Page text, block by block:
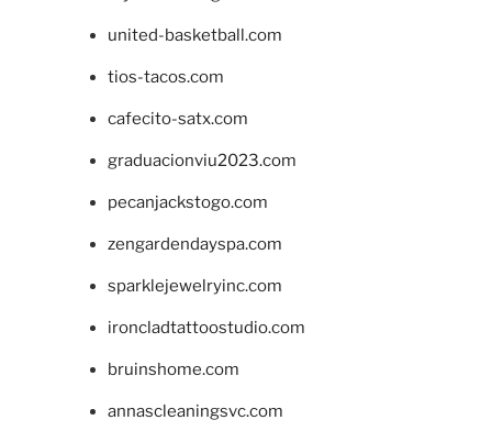
united-basketball.com
tios-tacos.com
cafecito-satx.com
graduacionviu2023.com
pecanjackstogo.com
zengardendayspa.com
sparklejewelryinc.com
ironcladtattoostudio.com
bruinshome.com
annascleaningsvc.com